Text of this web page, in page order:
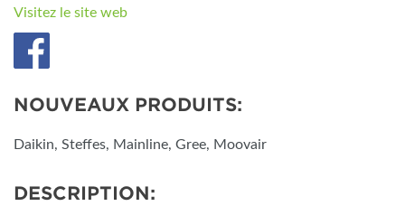
Visitez le site web
NOUVEAUX PRODUITS:
Daikin, Steffes, Mainline, Gree, Moovair
DESCRIPTION: